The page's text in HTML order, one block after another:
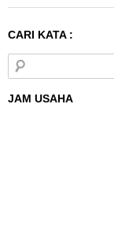
CARI KATA :
JAM USAHA